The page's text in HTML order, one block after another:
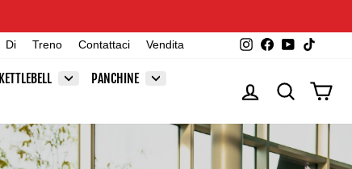
Di Treno Contattaci Vendita Instagram
Facebook
YouTube
KETTLEBELL
PANCHINE
ACCEDI CERCA